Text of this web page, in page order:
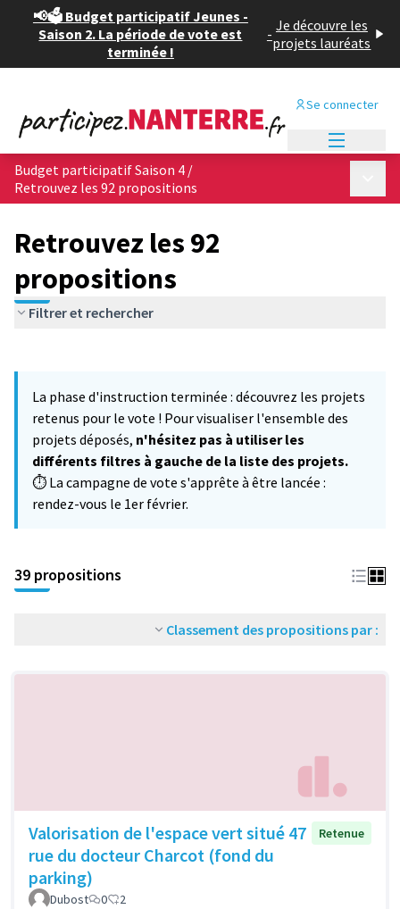
📢🗳️ Budget participatif Jeunes -
Saison 2. La période de vote est
terminée !
- Je découvre les
projets lauréats
Se connecter
Budget participatif Saison 4 /
Retrouvez les 92 propositions
Retrouvez les 92
propositions
Filtrer et rechercher
−
La phase d'instruction terminée : découvrez les projets
retenus pour le vote ! Pour visualiser l'ensemble des
projets déposés, n'hésitez pas à utiliser les
différents filtres à gauche de la liste des projets.
⏱️ La campagne de vote s'apprête à être lancée :
rendez-vous le 1er février.
39 propositions
Classement des propositions par :
Valorisation de l'espace vert situé 47
rue du docteur Charcot (fond du
parking)
Retenue
Dubost 0 2